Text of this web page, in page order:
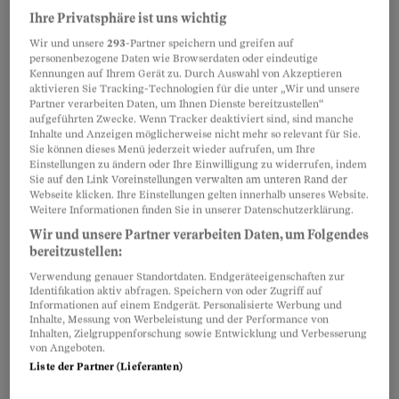
Bei einem Umzug geht schnell etwas in
die Brüche. Wer muss zahlen – die Zügelfirma, die
Versicherung oder Sie selbst?
Julia Gubler Doris Huber
Umzug
Stressfrei zügeln – packen
Sies an!
organisiert, erspart sich viel Ärger und
Nathalie Garny
Wohnungswechsel
So zügeln Sie beim Zügeln
Ihre Privatsphäre ist uns wichtig
Wir und unsere293-Partner speichern und greifen auf
personenbezogene Daten wie Browserdaten oder eindeutige
Kennungen auf Ihrem Gerät zu. Durch Auswahl von Akzeptieren
aktivieren Sie Tracking-Technologien für die unter „Wir und unsere
Partner verarbeiten Daten, um Ihnen Dienste bereitzustellen“
aufgeführten Zwecke. Wenn Tracker deaktiviert sind, sind manche
Inhalte und Anzeigen möglicherweise nicht mehr so relevant für Sie.
Sie können dieses Menü jederzeit wieder aufrufen, um Ihre
Einstellungen zu ändern oder Ihre Einwilligung zu widerrufen, indem
Sie auf den Link Voreinstellungen verwalten am unteren Rand der
Webseite klicken. Ihre Einstellungen gelten innerhalb unseres Website.
Weitere Informationen finden Sie in unserer Datenschutzerklärung.
Wir und unsere Partner verarbeiten Daten, um Folgendes
bereitzustellen:
Verwendung genauer Standortdaten. Endgeräteeigenschaften zur
Identifikation aktiv abfragen. Speichern von oder Zugriff auf
Informationen auf einem Endgerät. Personalisierte Werbung und
Inhalte, Messung von Werbeleistung und der Performance von
Inhalten, Zielgruppenforschung sowie Entwicklung und Verbesserung
von Angeboten.
Liste der Partner (Lieferanten)